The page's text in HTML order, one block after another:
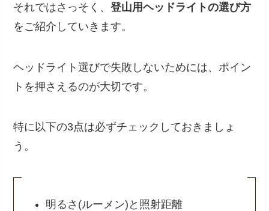
それではさっそく、登山用ヘッドライトの選び方
をご紹介していきます。
ヘッドライト選びで失敗しないためには、ポイン
トを押さえるのが大切です。
特に以下の3点は必ずチェックしておきましょ
う。
明るさ(ルーメン)と照射距離